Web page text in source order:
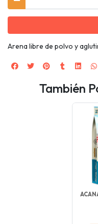
Arena libre de polvo y
También